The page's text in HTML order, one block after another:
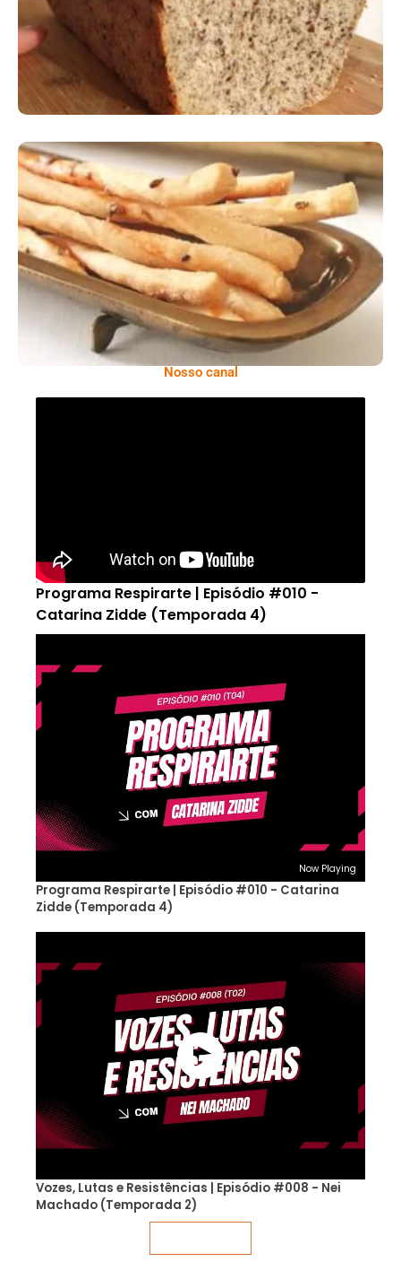
Comer Bem: Palitinhos De Cebola E Salsa
Nosso canal
Programa Respirarte | Episódio #010 -
Catarina Zidde (Temporada 4)
Now Playing
Programa Respirarte | Episódio #010 - Catarina
Zidde (Temporada 4)
Vozes, Lutas e Resistências | Episódio #008 - Nei
Machado (Temporada 2)